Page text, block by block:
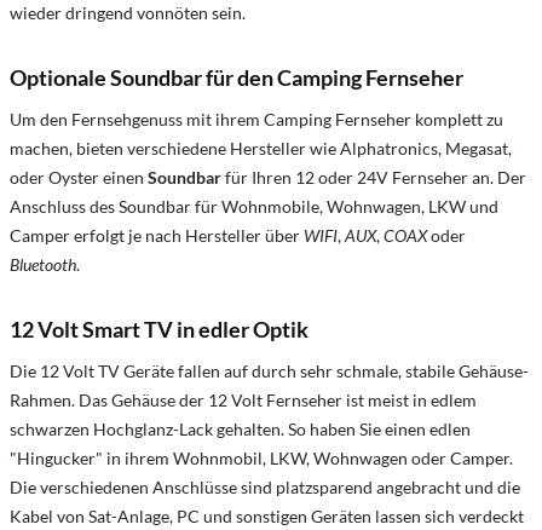
wieder dringend vonnöten sein.
Optionale Soundbar für den Camping Fernseher
Um den Fernsehgenuss mit ihrem Camping Fernseher komplett zu
machen, bieten verschiedene Hersteller wie Alphatronics, Megasat,
oder Oyster einen Soundbarfür Ihren 12 oder 24V Fernseher an. Der
Anschluss des Soundbar für Wohnmobile, Wohnwagen, LKW und
Camper erfolgt je nach Hersteller über WIFI,AUX,COAXoder
Bluetooth.
12 Volt Smart TV in edler Optik
Die 12 Volt TV Geräte fallen auf durch sehr schmale, stabile Gehäuse-
Rahmen. Das Gehäuse der 12 Volt Fernseher ist meist in edlem
schwarzen Hochglanz-Lack gehalten. So haben Sie einen edlen
"Hingucker" in ihrem Wohnmobil, LKW, Wohnwagen oder Camper.
Die verschiedenen Anschlüsse sind platzsparend angebracht und die
Kabel von Sat-Anlage, PC und sonstigen Geräten lassen sich verdeckt